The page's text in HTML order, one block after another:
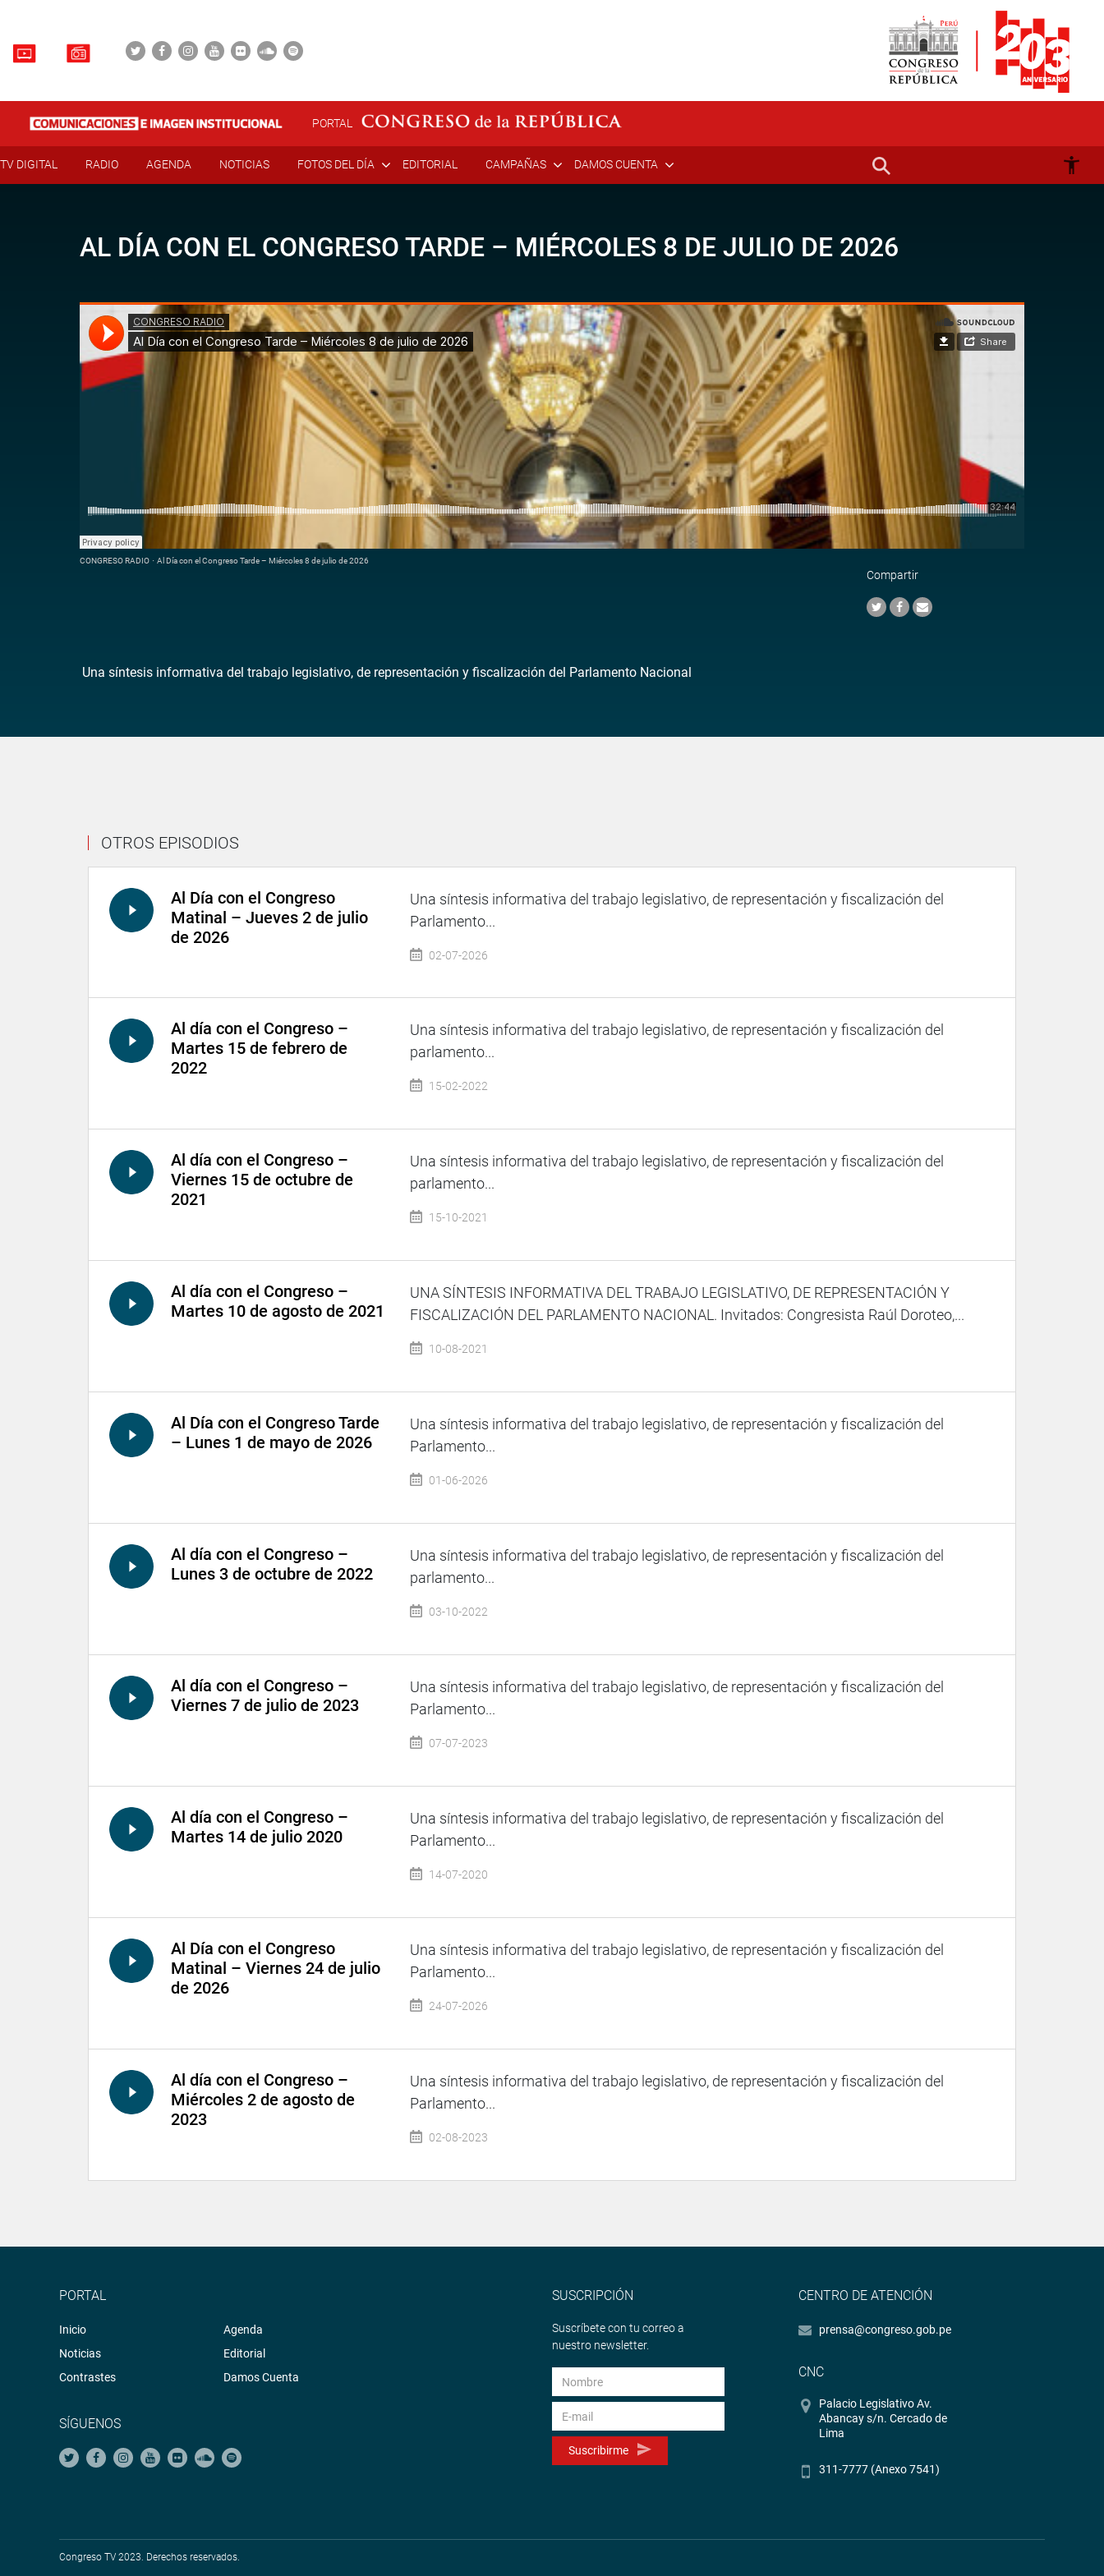
PORTAL
TV DIGITAL RADIO AGENDA NOTICIAS FOTOS DEL DÍA EDITORIAL CAMPAÑAS DAMOS CUENTA
AL DÍA CON EL CONGRESO TARDE – MIÉRCOLES 8 DE JULIO DE 2026
CONGRESO RADIO · Al Día con el Congreso Tarde – Miércoles 8 de julio de 2026
Compartir
Una síntesis informativa del trabajo legislativo, de representación y fiscalización del Parlamento Nacional
OTROS EPISODIOS
Al Día con el Congreso
Matinal – Jueves 2 de julio
de 2026
Una síntesis informativa del trabajo legislativo, de representación y fiscalización del
Parlamento...
02-07-2026
Al día con el Congreso –
Martes 15 de febrero de
2022
Una síntesis informativa del trabajo legislativo, de representación y fiscalización del
parlamento...
15-02-2022
Al día con el Congreso –
Viernes 15 de octubre de
2021
Una síntesis informativa del trabajo legislativo, de representación y fiscalización del
parlamento...
15-10-2021
Al día con el Congreso –
Martes 10 de agosto de 2021
UNA SÍNTESIS INFORMATIVA DEL TRABAJO LEGISLATIVO, DE REPRESENTACIÓN Y
FISCALIZACIÓN DEL PARLAMENTO NACIONAL. Invitados: Congresista Raúl Doroteo,...
10-08-2021
Al Día con el Congreso Tarde
– Lunes 1 de mayo de 2026
Una síntesis informativa del trabajo legislativo, de representación y fiscalización del
Parlamento...
01-06-2026
Al día con el Congreso –
Lunes 3 de octubre de 2022
Una síntesis informativa del trabajo legislativo, de representación y fiscalización del
parlamento...
03-10-2022
Al día con el Congreso –
Viernes 7 de julio de 2023
Una síntesis informativa del trabajo legislativo, de representación y fiscalización del
Parlamento...
07-07-2023
Al día con el Congreso –
Martes 14 de julio 2020
Una síntesis informativa del trabajo legislativo, de representación y fiscalización del
Parlamento...
14-07-2020
Al Día con el Congreso
Matinal – Viernes 24 de julio
de 2026
Una síntesis informativa del trabajo legislativo, de representación y fiscalización del
Parlamento...
24-07-2026
Al día con el Congreso –
Miércoles 2 de agosto de
2023
Una síntesis informativa del trabajo legislativo, de representación y fiscalización del
Parlamento...
02-08-2023
PORTAL
Inicio
Noticias
Contrastes
Agenda
Editorial
Damos Cuenta
SÍGUENOS
SUSCRIPCIÓN
Suscríbete con tu correo a
nuestro newsletter.
Suscribirme
CENTRO DE ATENCIÓN
prensa@congreso.gob.pe
CNC
Palacio Legislativo Av.
Abancay s/n. Cercado de
Lima
311-7777 (Anexo 7541)
Congreso TV 2023. Derechos reservados.